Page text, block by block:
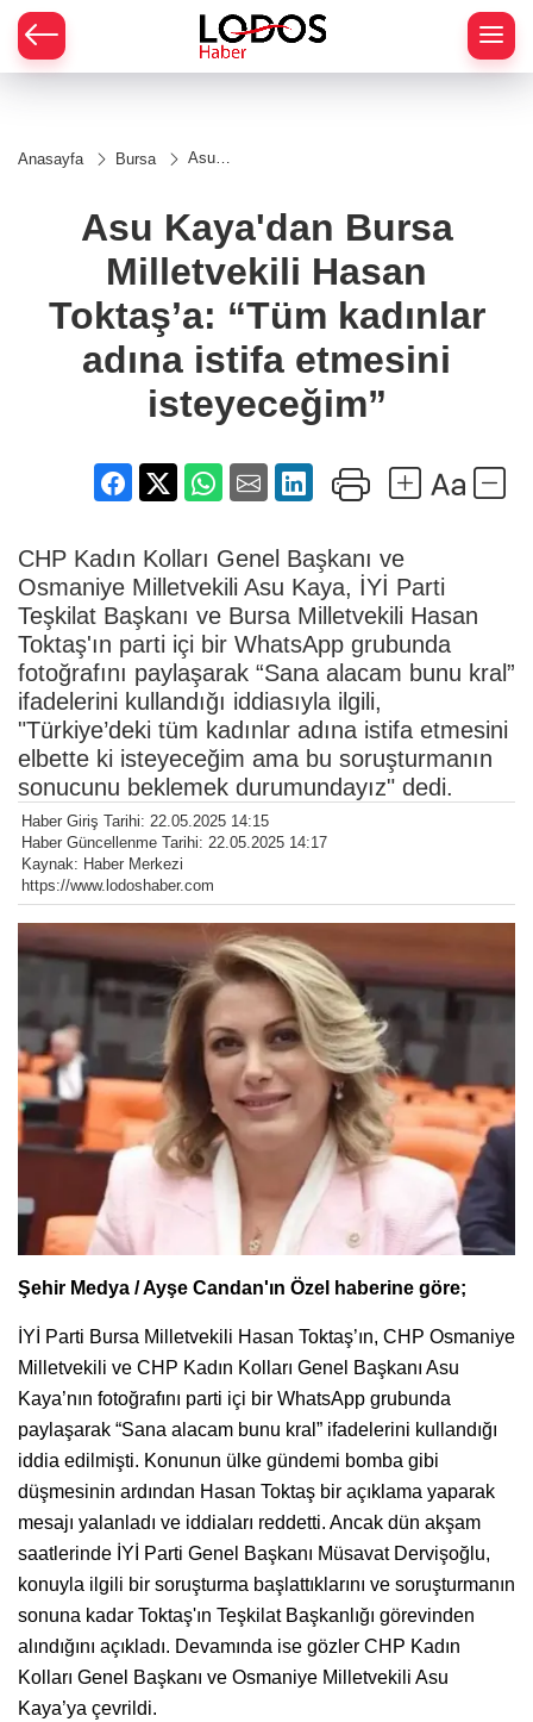
Anasayfa Bursa
Asu
Milletvekili
Hasan
Toktaş’a:
“Tüm
kadınlar
adına istifa
etmesini
Asu Kaya'dan Bursa
Milletvekili Hasan
Toktaş’a: “Tüm kadınlar
adına istifa etmesini
isteyeceğim”
CHP Kadın Kolları Genel Başkanı ve
Osmaniye Milletvekili Asu Kaya, İYİ Parti
Teşkilat Başkanı ve Bursa Milletvekili Hasan
Toktaş'ın parti içi bir WhatsApp grubunda
fotoğrafını paylaşarak “Sana alacam bunu kral”
ifadelerini kullandığı iddiasıyla ilgili,
"Türkiye’deki tüm kadınlar adına istifa etmesini
elbette ki isteyeceğim ama bu soruşturmanın
sonucunu beklemek durumundayız" dedi.
Haber Giriş Tarihi: 22.05.2025 14:15
Haber Güncellenme Tarihi: 22.05.2025 14:17
Kaynak: Haber Merkezi
https://www.lodoshaber.com
Şehir Medya / Ayşe Candan'ın Özel haberine göre;
İYİ Parti Bursa Milletvekili Hasan Toktaş’ın, CHP Osmaniye
Milletvekili ve CHP Kadın Kolları Genel Başkanı Asu
Kaya’nın fotoğrafını parti içi bir WhatsApp grubunda
paylaşarak “Sana alacam bunu kral” ifadelerini kullandığı
iddia edilmişti. Konunun ülke gündemi bomba gibi
düşmesinin ardından Hasan Toktaş bir açıklama yaparak
mesajı yalanladı ve iddiaları reddetti. Ancak dün akşam
saatlerinde İYİ Parti Genel Başkanı Müsavat Dervişoğlu,
konuyla ilgili bir soruşturma başlattıklarını ve soruşturmanın
sonuna kadar Toktaş'ın Teşkilat Başkanlığı görevinden
alındığını açıkladı. Devamında ise gözler CHP Kadın
Kolları Genel Başkanı ve Osmaniye Milletvekili Asu
Kaya’ya çevrildi.